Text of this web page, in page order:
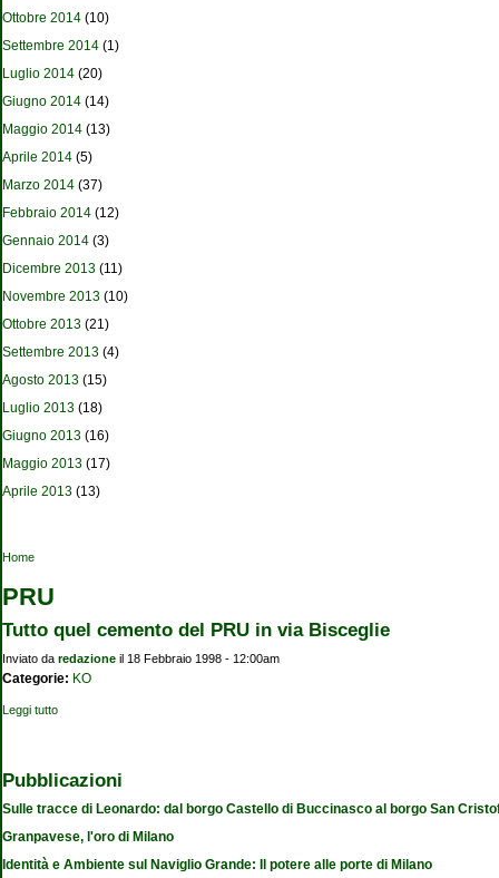
Ottobre 2014 (10)
Settembre 2014 (1)
Luglio 2014 (20)
Giugno 2014 (14)
Maggio 2014 (13)
Aprile 2014 (5)
Marzo 2014 (37)
Febbraio 2014 (12)
Gennaio 2014 (3)
Dicembre 2013 (11)
Novembre 2013 (10)
Ottobre 2013 (21)
Settembre 2013 (4)
Agosto 2013 (15)
Luglio 2013 (18)
Giugno 2013 (16)
Maggio 2013 (17)
Aprile 2013 (13)
Tu sei qui
Home
PRU
Tutto quel cemento del PRU in via Bisceglie
Inviato da redazione il 18 Febbraio 1998 - 12:00am
Categorie: KO
Leggi tutto
Pubblicazioni
Sulle tracce di Leonardo: dal borgo Castello di Buccinasco al borgo San
Granpavese, l'oro di Milano
Identità e Ambiente sul Naviglio Grande: Il potere alle porte di Milano